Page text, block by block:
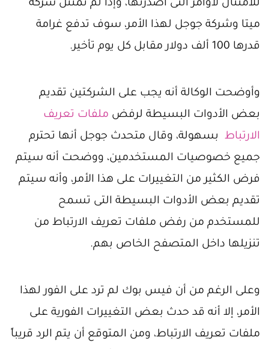
للامتثال لأوامر التى أصدرتها، وإذا لم تمتثل شركة
ميتا وشركة جوجل لهذا الأمر، سوف تدفع غرامة
قدرها 100 ألف دولار مقابل كل يوم تأخير.
وأوضحت الوكالة أنه يجب على الشركتين تقديم
بعض الأدوات البسيطة لرفض ملفات تعريف
الارتباط بسهولة، وقال متحدث جوجل أنها تحترم
جميع خصوصيات المستخدمين، ووضحت أنه سيتم
فرض الكثير من التغييرات على هذا الأمر، وأنه سيتم
تقديم بعض الأدوات البسيطة التى تسمح
للمستخدم من رفض ملفات تعريف الارتباط من
تنزيلها داخل المتصفح الخاص بهم.
وعلى الرغم من أن فيس بوك لم ترد على الفور لهذا
الأمر، إلا أنه قد حدث بعض التغييرات الفورية على
ملفات تعريف الارتباط، ومن المتوقع أن يتم الرد قريباً